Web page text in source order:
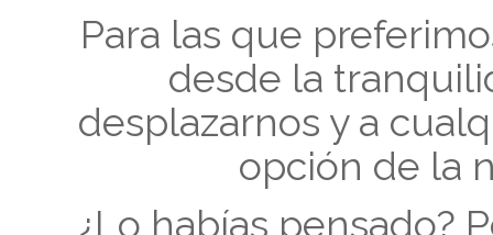
Para las que
desde la
desplazarnos y a
opción de la
¿Lo habías pensado?